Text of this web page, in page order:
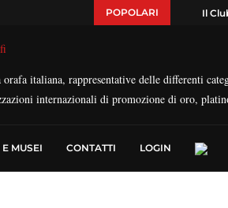
POPOLARI Il
italiana, rappresentative delle differenti
internazionali di promozione di oro,
MUSEI CONTATTI LOGIN